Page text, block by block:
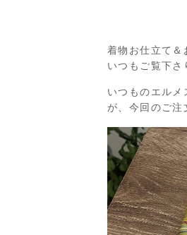
着物お仕立て＆
いつもご覧下さ
いつものエル
が、今回のご注